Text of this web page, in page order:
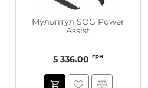
Мультітул SOG Power
Assist
5 336.00 грн